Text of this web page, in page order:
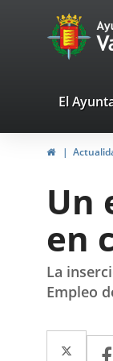
Portal
Web
de
El
Inicio
Un
en
La
Empleo